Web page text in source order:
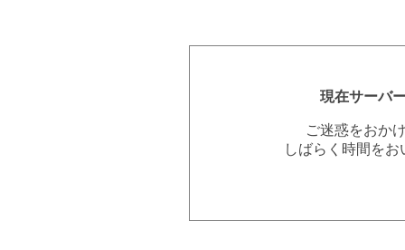
現在サーバ
ご迷惑をおか
しばらく時間を